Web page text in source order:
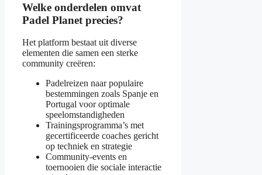
Welke onderdelen omvat
Padel Planet precies?
Het platform bestaat uit diverse
elementen die samen een sterke
community creëren:
Padelreizen naar populaire
bestemmingen zoals Spanje en
Portugal voor optimale
speelomstandigheden
Trainingsprogramma’s met
gecertificeerde coaches gericht
op techniek en strategie
Community-events en
toernooien die sociale interactie